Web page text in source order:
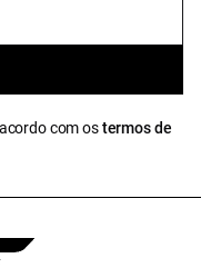
com ostermos de